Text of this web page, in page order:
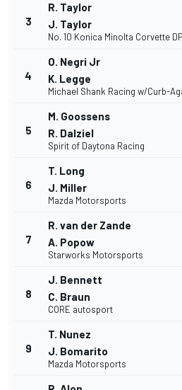
3
R. Taylor
J. Taylor
No. 10 Konica Minolta Corvette
4
O. Negri Jr
K. Legge
Michael Shank Racing w/Curb-
5
M. Goossens
R. Dalziel
Spirit of Daytona Racing
6
T. Long
J. Miller
Mazda Motorsports
7
R. van der Zande
A. Popow
Starworks Motorsports
8
J. Bennett
C. Braun
CORE autosport
9
T. Nunez
J. Bomarito
Mazda Motorsports